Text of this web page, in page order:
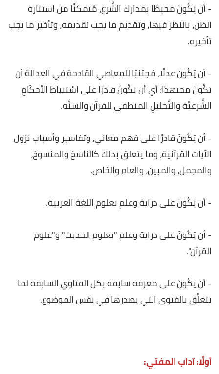
- أن يَكُونَ محيطًا بمدارك الشَّرع، مُتمكنًا من استثارة
الظن، بالنظر فيها، وتقديم ما يجب تقديمه، وتأخير ما يجب
تأخيره.
- أن يَكُونَ عدلًا، مُجتنبًا للمعاصي القادحة في العدالة أن
يَكُونَ مجتهدًا؛ أي أن يَكُونَ قادرًا على اسْتنباطِ الأحكَامِ
الشَّرعيَّة والتَّحليلِ المنطقي للقرآن والسنَّة.
- أن يَكُونَ قادرًا على فهم معاني، وتفاسير وأسباب نزول
الآيات القرآنية، وما يتعلق بذلك كالناسخ والمنسوخ،
والمجمل، والمبين، والعام والخاص.
- أن يَكُونَ على دراية وعلم بعلوم اللغة العربية.
- أن يَكُونَ على دراية وعلم "بعلوم الحديث" و"علوم
القرآن".
- أن يَكُونَ على معرفة سابقة بكل الفتاوي السابقة لما
يتعلَّق بالفتوى التي يصدرها في نفس الموضوع.
أولًا: آداب المفتي: